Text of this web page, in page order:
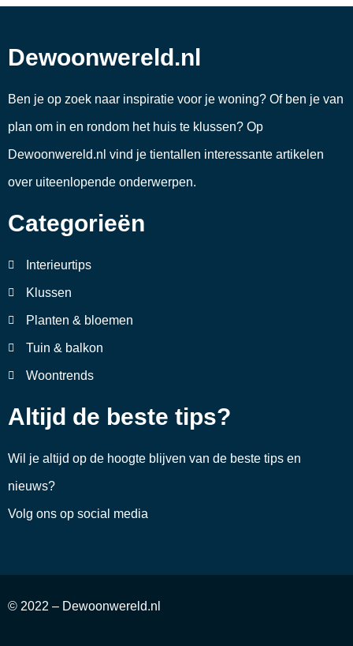
Dewoonwereld.nl
Ben je op zoek naar inspiratie voor je woning? Of ben je van
plan om in en rondom het huis te klussen? Op
Dewoonwereld.nl vind je tientallen interessante artikelen
over uiteenlopende onderwerpen.
Categorieën
Interieurtips
Klussen
Planten & bloemen
Tuin & balkon
Woontrends
Altijd de beste tips?
Wil je altijd op de hoogte blijven van de beste tips en
nieuws?
Volg ons op social media
© 2022 – Dewoonwereld.nl